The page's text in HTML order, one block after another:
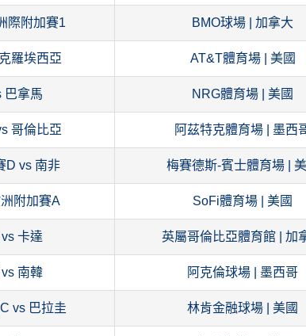
際附加賽1 BMO球場 | 加拿大
羅埃西亞 AT&T體育場 | 美國
巴拿馬 NRG體育場 | 美國
哥倫比亞 阿茲特克體育場 | 墨西
D vs 南非 梅賽德斯-賓士體育場 |
附加賽A SoFi體育場 | 美國
卡達 英屬哥倫比亞體育館 | 加
南韓 阿克倫球場 | 墨西哥
vs 巴拉圭 林肯金融球場 | 美國